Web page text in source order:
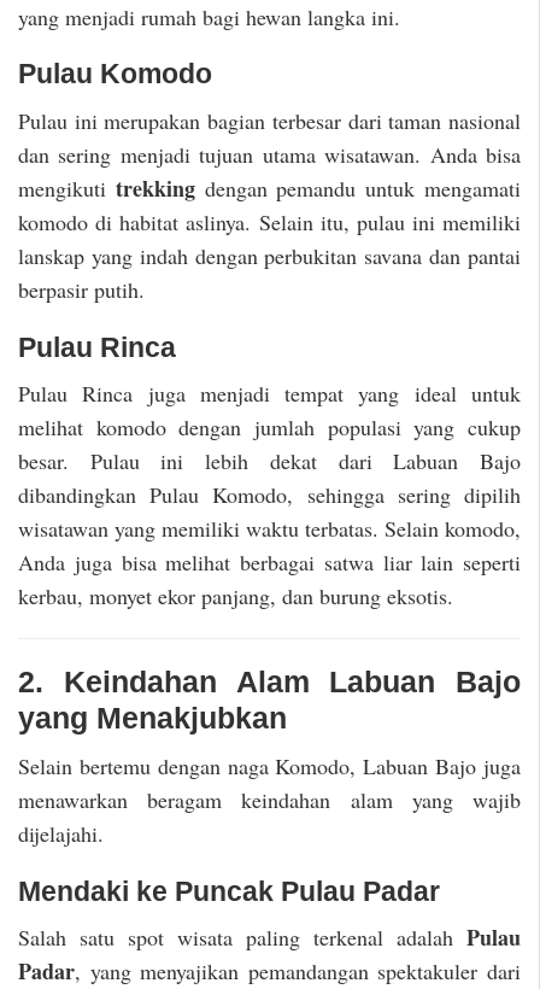
yang menjadi rumah bagi hewan langka ini.
Pulau Komodo
Pulau ini merupakan bagian terbesar dari taman nasional
dan sering menjadi tujuan utama wisatawan. Anda bisa
mengikuti trekkingdengan pemandu untuk mengamati
komodo di habitat aslinya. Selain itu, pulau ini memiliki
lanskap yang indah dengan perbukitan savana dan pantai
berpasir putih.
Pulau Rinca
Pulau Rinca juga menjadi tempat yang ideal untuk
melihat komodo dengan jumlah populasi yang cukup
besar. Pulau ini lebih dekat dari Labuan Bajo
dibandingkan Pulau Komodo, sehingga sering dipilih
wisatawan yang memiliki waktu terbatas. Selain komodo,
Anda juga bisa melihat berbagai satwa liar lain seperti
kerbau, monyet ekor panjang, dan burung eksotis.
2. Keindahan Alam Labuan Bajo
yang Menakjubkan
Selain bertemu dengan naga Komodo, Labuan Bajo juga
menawarkan beragam keindahan alam yang wajib
dijelajahi.
Mendaki ke Puncak Pulau Padar
Salah satu spot wisata paling terkenal adalah Pulau
Padar, yang menyajikan pemandangan spektakuler dari